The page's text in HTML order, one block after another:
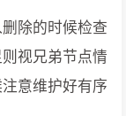
除的时候检查
视兄弟节点情
意维护好有序